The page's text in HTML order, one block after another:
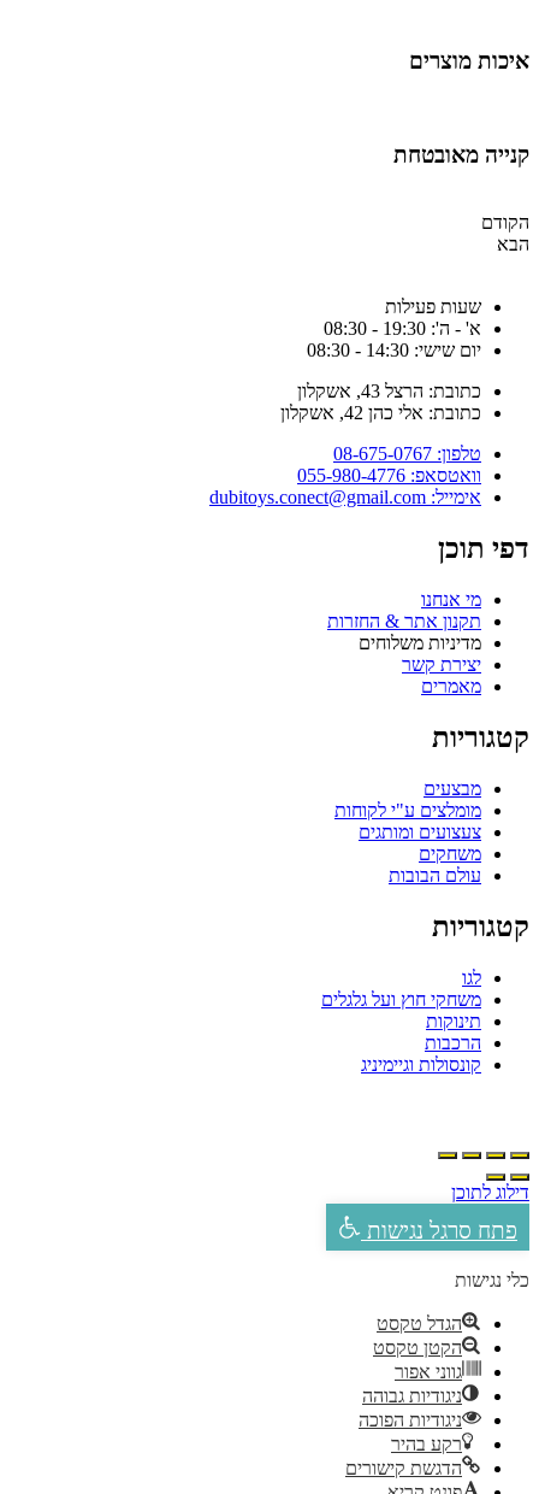
מוצרים
מאובטחת
שעות פעילות
א' - ה': 19:30 - 08:30
יום שישי: 14:30 - 08:30
כתובת: הרצל 43, אשקלון
כתובת: אלי כהן 42, אשקלון
טלפון: 08-675-0767
וואטסאפ: 055-980-4776
אימייל: dubitoys.conect@gmail.com
תוכן
מי אנחנו
תקנון אתר & החזרות
מדיניות משלוחים
יצירת קשר
מאמרים
מבצעים
מומלצים ע"י לקוחות
צעצועים ומותגים
משחקים
עולם הבובות
לגו
משחקי חוץ ועל גלגלים
תינוקות
הרכבות
קונסולות וגיימיניג
לתוכן
פתח סרגל נגישות
נגישות
הגדל טקסט
הקטן טקסט
גווני אפור
ניגודיות גבוהה
ניגודיות הפוכה
רקע בהיר
הדגשת קישורים